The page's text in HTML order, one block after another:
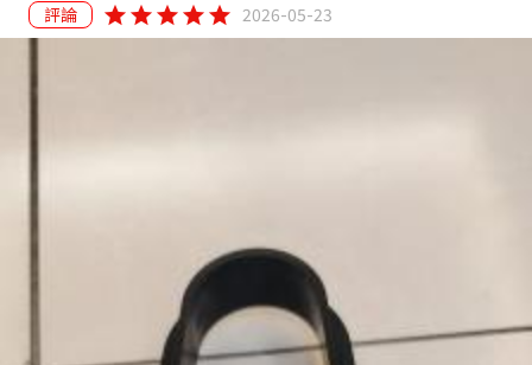
評論 starstarstarstarstar 2026-05-23